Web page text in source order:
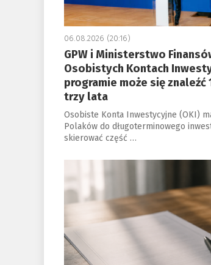
06.08.2026 (20:16)
GPW i Ministerstwo
Osobistych Kontach
programie może się znaleźć
trzy lata
Osobiste Konta Inwestycyjne (OKI)
Polaków do długoterminowego
skierować część …
a